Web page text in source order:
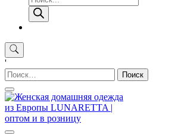
товаров
'
Найти: